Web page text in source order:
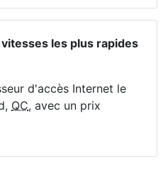
les plus rapides
d'accès Internet le
QC, avec un prix